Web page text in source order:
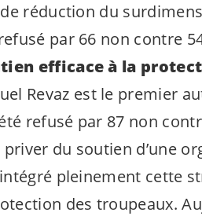
réduction du
par 66 non contre
efficace à la
Revaz est le premier
refusé par 87 non
du soutien d’une
pleinement cette
des troupeaux.